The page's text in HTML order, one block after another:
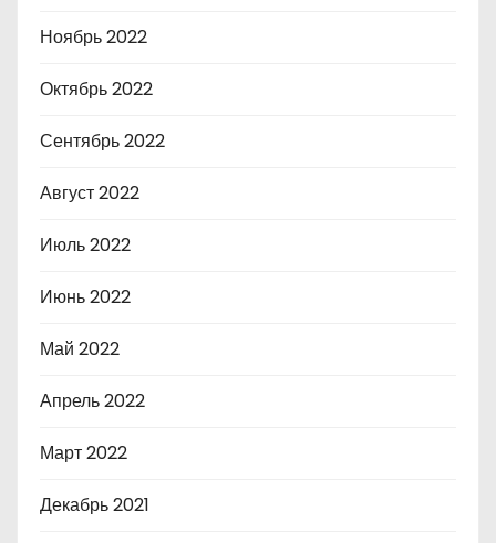
Ноябрь 2022
Октябрь 2022
Сентябрь 2022
Август 2022
Июль 2022
Июнь 2022
Май 2022
Апрель 2022
Март 2022
Декабрь 2021